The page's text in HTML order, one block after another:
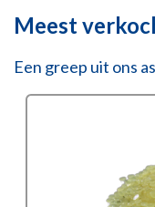
Meest
Een greep uit ons